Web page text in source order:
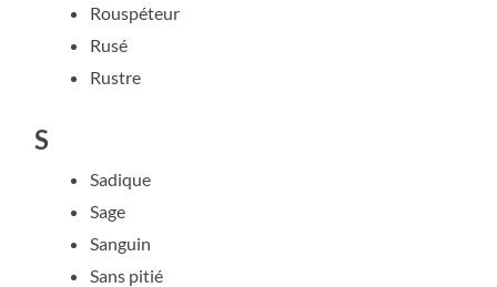
Rouspéteur
Rusé
Rustre
S
Sadique
Sage
Sanguin
Sans pitié